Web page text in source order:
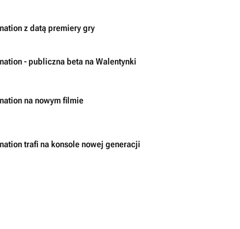
z datą premiery gry
- publiczna beta na Walentynki
na nowym filmie
trafi na konsole nowej generacji